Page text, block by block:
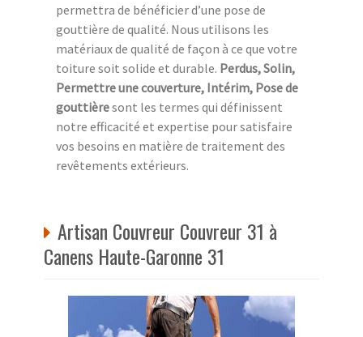
permettra de bénéficier d’une pose de
gouttière de qualité. Nous utilisons les
matériaux de qualité de façon à ce que votre
toiture soit solide et durable. Perdus, Solin,
Permettre une couverture, Intérim, Pose de
gouttièresont les termes qui définissent
notre efficacité et expertise pour satisfaire
vos besoins en matière de traitement des
revêtements extérieurs.
Artisan Couvreur Couvreur 31 à
Canens Haute-Garonne 31